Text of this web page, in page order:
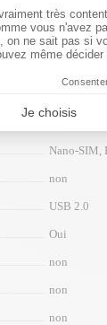
Li-Ion
non
Nano-SIM,
non
USB 2.0
Oui
non
non
non